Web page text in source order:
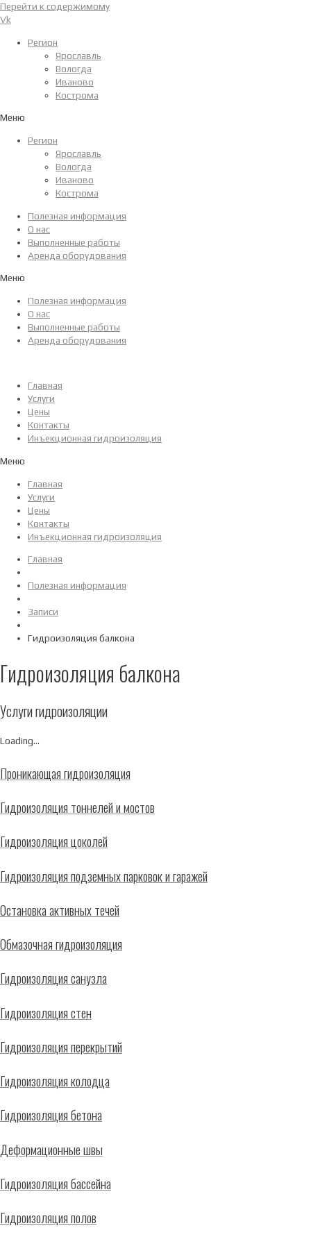
Перейти к содержимому
Vk
Регион
Ярославль
Вологда
Иваново
Кострома
Меню
Регион
Ярославль
Вологда
Иваново
Кострома
Полезная информация
О нас
Выполненные работы
Аренда оборудования
Меню
Полезная информация
О нас
Выполненные работы
Аренда оборудования
Главная
Услуги
Цены
Контакты
Инъекционная гидроизоляция
Меню
Главная
Услуги
Цены
Контакты
Инъекционная гидроизоляция
Главная
Полезная информация
Записи
Гидроизоляция балкона
Гидроизоляция балкона
Услуги гидроизоляции
Loading...
Проникающая гидроизоляция
Гидроизоляция тоннелей и мостов
Гидроизоляция цоколей
Гидроизоляция подземных парковок и гаражей
Остановка активных течей
Обмазочная гидроизоляция
Гидроизоляция санузла
Гидроизоляция стен
Гидроизоляция перекрытий
Гидроизоляция колодца
Гидроизоляция бетона
Деформационные швы
Гидроизоляция бассейна
Гидроизоляция полов